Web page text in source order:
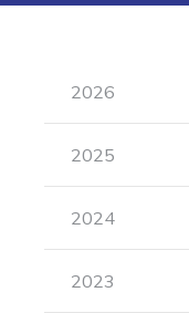
2026
2025
2024
2023